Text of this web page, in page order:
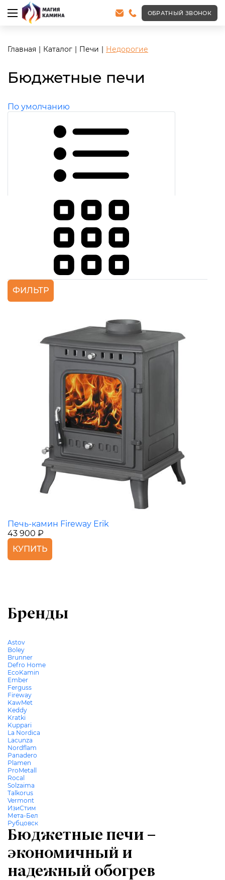
ОБРАТНЫЙ ЗВОНОК
Главная Каталог Печи Недорогие
Бюджетные печи
По умолчанию
ФИЛЬТР
Печь-камин Fireway Erik
43 900 ₽
КУПИТЬ
Бренды
Astov
Boley
Brunner
Defro Home
EcoKamin
Ember
Ferguss
Fireway
KawMet
Keddy
Kratki
Kuppari
La Nordica
Lacunza
Nordflam
Panadero
Plamen
ProMetall
Rocal
Solzaima
Talkorus
Vermont
ИзиСтим
Мета-Бел
Рубцовск
Бюджетные печи –
экономичный и
надежный обогрев